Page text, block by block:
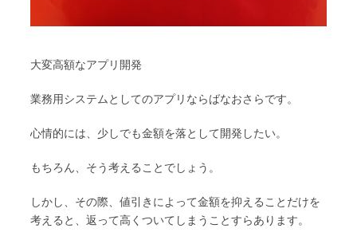
大変高額なアプリ開発
業務用システムとしてのアプリならばなおさらです。
心情的には、少しでも金額を落として開発したい。
もちろん、そう考えることでしょう。
しかし、その際、値引きによって金額を抑えることだけを
考えると、返って高くついてしまうことすらあります。